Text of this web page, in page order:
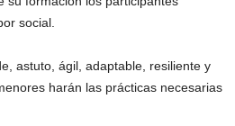
social.
astuto, ágil, adaptable, resiliente y
harán las prácticas necesarias